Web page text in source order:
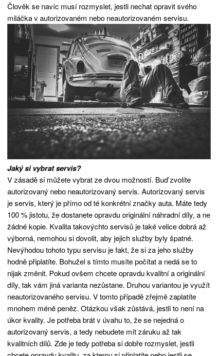
Člověk se navíc musí rozmyslet, jestli nechat opravit svého
miláčka v autorizovaném nebo neautorizovaném servisu.
Jaký si vybrat servis?
V zásadě si můžete vybrat ze dvou možností. Buď zvolíte
autorizovaný nebo neautorizovaný servis. Autorizovaný servis
je servis, který je přímo od té konkrétní značky auta. Máte tedy
100 % jistotu, že dostanete opravdu originální náhradní díly, a ne
žádné kopie. Kvalita takovýchto servisů je také velice dobrá až
výborná, nemohou si dovolit, aby jejich služby byly špatné.
Nevýhodou tohoto typu servisu je fakt, že si za jeho služby
hodně připlatíte. Bohužel s tímto musíte počítat a nedá se to
nijak změnit. Pokud ovšem chcete opravdu kvalitní a originální
díly, tak vám jiná varianta nezůstane. Druhou variantou je využít
neautorizovaného servisu. V tomto případě zřejmě zaplatíte
mnohem méně peněz. Otázkou však zůstává, jestli to není na
úkor kvality. Je potřeba brát v úvahu to, že se nejedná o
autorizovaný servis, a tedy nebudete mít záruku až tak
kvalitních dílů. Zde je tedy potřeba si dobře rozmyslet, jestli